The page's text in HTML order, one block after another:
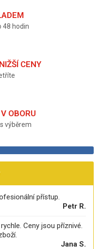
48 hodin
CENY
OBORU
výběrem
přístup.
Petr R.
Ceny jsou příznivé.
Jana S.